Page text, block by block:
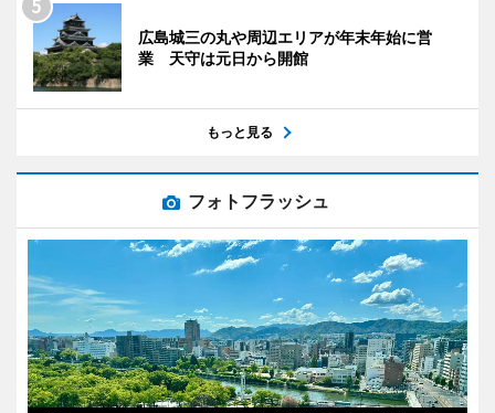
広島城三の丸や周辺エリアが年末年始に営
業 天守は元日から開館
もっと見る
フォトフラッシュ